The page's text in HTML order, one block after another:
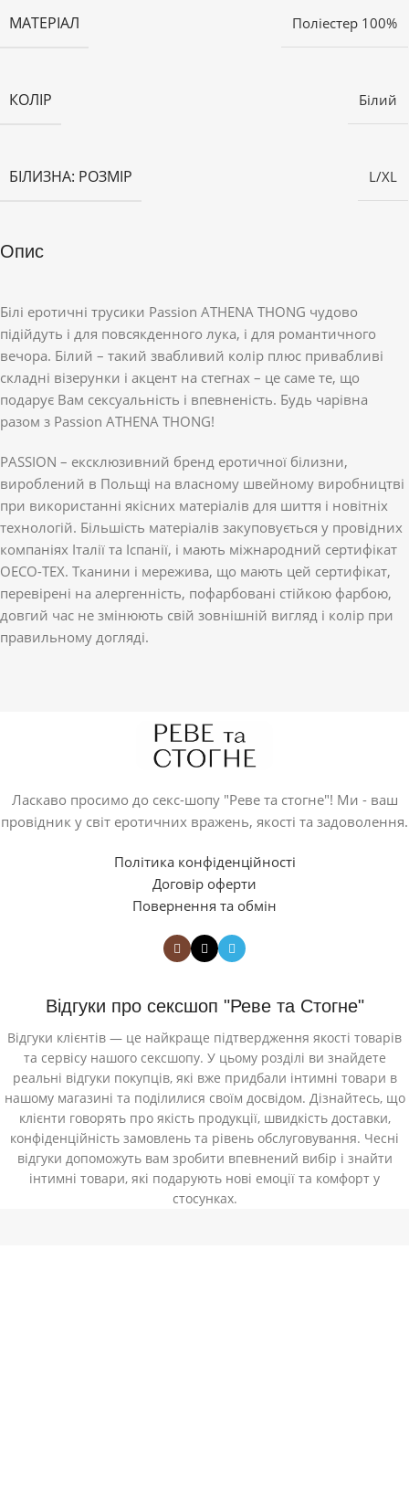
МАТЕРІАЛ Поліестер 100%
КОЛІР Білий
БІЛИЗНА: РОЗМІР L/XL
Опис
Білі еротичні трусики Passion ATHENA THONG чудово
підійдуть і для повсякденного лука, і для романтичного
вечора. Білий – такий звабливий колір плюс привабливі
складні візерунки і акцент на стегнах – це саме те, що
подарує Вам сексуальність і впевненість. Будь чарівна
разом з Passion ATHENA THONG!
PASSION – ексклюзивний бренд еротичної білизни,
вироблений в Польщі на власному швейному виробництві
при використанні якісних матеріалів для шиття і новітніх
технологій. Більшість матеріалів закуповується у провідних
компаніях Італії та Іспанії, і мають міжнародний сертифікат
OECO-TEX. Тканини і мережива, що мають цей сертифікат,
перевірені на алергенність, пофарбовані стійкою фарбою,
довгий час не змінюють свій зовнішній вигляд і колір при
правильному догляді.
Ласкаво просимо до секс-шопу "Реве та стогне"! Ми - ваш
провідник у світ еротичних вражень, якості та задоволення.
Політика конфіденційності
Договір оферти
Повернення та обмін
Відгуки про сексшоп "Реве та Стогне"
Відгуки клієнтів — це найкраще підтвердження якості товарів
та сервісу нашого сексшопу. У цьому розділі ви знайдете
реальні відгуки покупців, які вже придбали інтимні товари в
нашому магазині та поділилися своїм досвідом. Дізнайтесь, що
клієнти говорять про якість продукції, швидкість доставки,
конфіденційність замовлень та рівень обслуговування. Чесні
відгуки допоможуть вам зробити впевнений вибір і знайти
інтимні товари, які подарують нові емоції та комфорт у
стосунках.